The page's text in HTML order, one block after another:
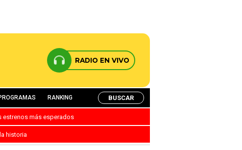
RADIO EN VIVO
RANKING BUSCAR
estrenos más esperados
historia